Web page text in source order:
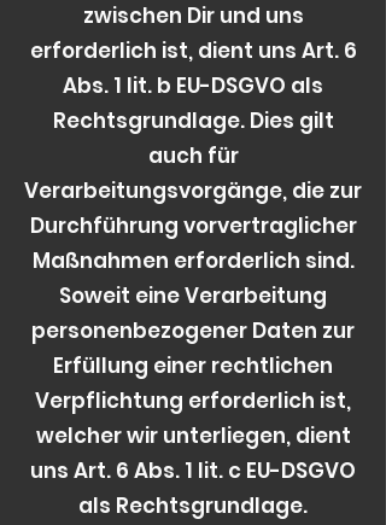
zwischen Dir und uns
erforderlich ist, dient uns Art. 6
Abs. 1 lit. b EU-DSGVO als
Rechtsgrundlage. Dies gilt
auch für
Verarbeitungsvorgänge, die zur
Durchführung vorvertraglicher
Maßnahmen erforderlich sind.
Soweit eine Verarbeitung
personenbezogener Daten zur
Erfüllung einer rechtlichen
Verpflichtung erforderlich ist,
welcher wir unterliegen, dient
uns Art. 6 Abs. 1 lit. c EU-DSGVO
als Rechtsgrundlage.